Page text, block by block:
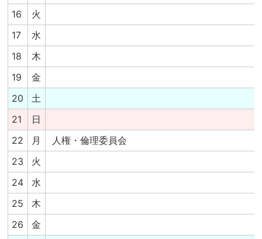
16
火
17
水
18
木
19
金
20
土
21
日
22
月
人権・倫理委員会
23
火
24
水
25
木
26
金